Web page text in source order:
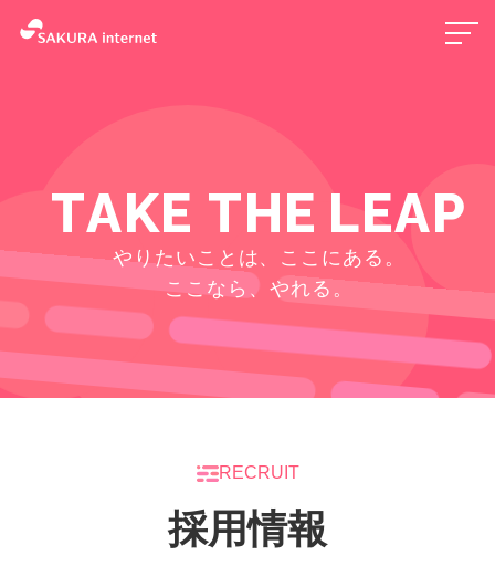
TAKE THE LEAP
やりたいことは、ここにある。
ここなら、やれる。
RECRUIT
採用情報